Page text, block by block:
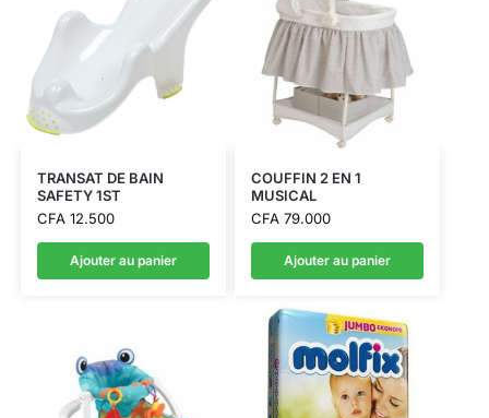
TRANSAT DE BAIN
SAFETY 1ST
CFA12.500
Ajouter au panier
COUFFIN 2 EN 1
MUSICAL
CFA79.000
Ajouter au panier